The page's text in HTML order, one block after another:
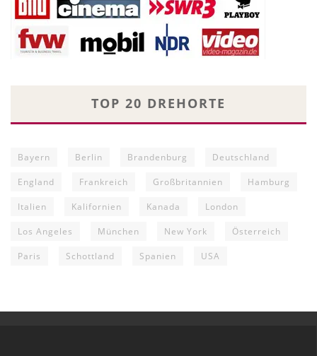
TOP 20 DREHORTE
Bayern Berlin Brandenburg Deutschland
England Frankreich Großbritannien Hamburg
Italien Kalifornien Kanada London
Los Angeles München New York Österreich
Paris Schottland Spanien USA